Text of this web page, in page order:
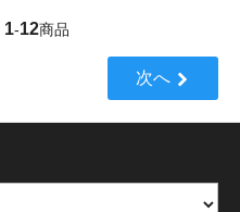
1-12商品
次へ